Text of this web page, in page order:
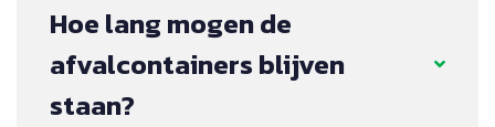
Hoe lang mogen de
afvalcontainers blijven
staan?